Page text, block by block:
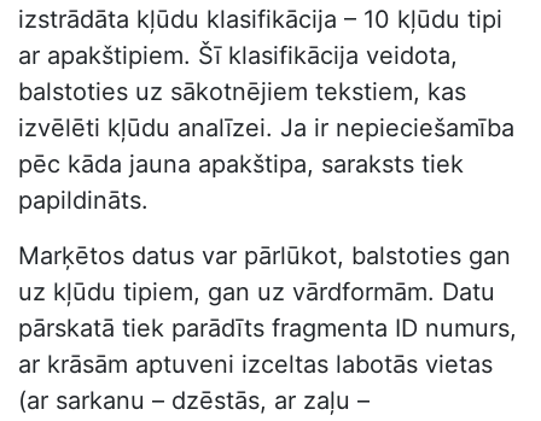
izstrādāta kļūdu klasifikācija – 10 kļūdu tipi
ar apakštipiem. Šī klasifikācija veidota,
balstoties uz sākotnējiem tekstiem, kas
izvēlēti kļūdu analīzei. Ja ir nepieciešamība
pēc kāda jauna apakštipa, saraksts tiek
papildināts.
Marķētos datus var pārlūkot, balstoties gan
uz kļūdu tipiem, gan uz vārdformām. Datu
pārskatā tiek parādīts fragmenta ID numurs,
ar krāsām aptuveni izceltas labotās vietas
(ar sarkanu – dzēstās, ar zaļu –